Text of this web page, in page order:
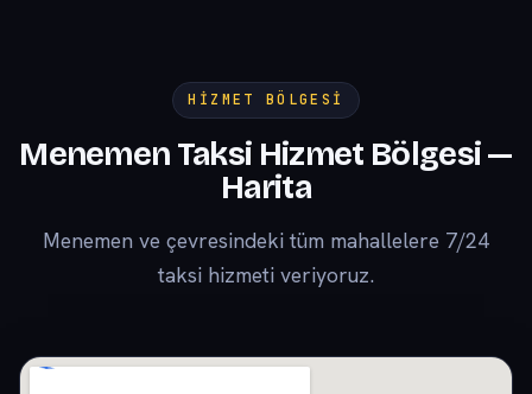
HIZMET BÖLGESI
Menemen Taksi Hizmet Bölgesi —
Harita
Menemen ve çevresindeki tüm mahallelere 7/24
taksi hizmeti veriyoruz.